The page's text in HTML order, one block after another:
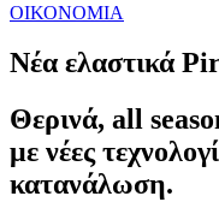
ΟΙΚΟΝΟΜΙΑ
Νέα ελαστικά
Θερινά, all
με νέες
κατανάλωση.